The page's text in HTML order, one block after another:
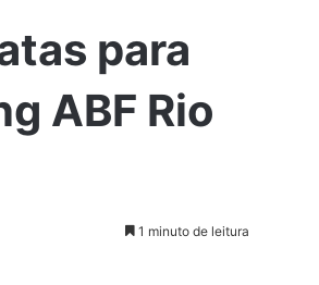
para
ABF Rio
1 minuto de leitura